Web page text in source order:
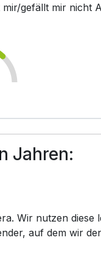
mir/gefällt mir nicht
Jahren:
Wir nutzen diese
auf dem wir